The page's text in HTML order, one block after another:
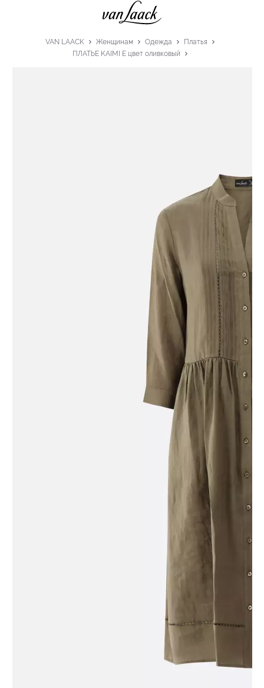
VAN LAACK Женщинам Одежда
Платья
ПЛАТЬЕ KAIMI E цвет оливковый